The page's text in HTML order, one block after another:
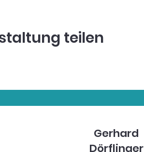
teilen
Gerhard
Dörflinger